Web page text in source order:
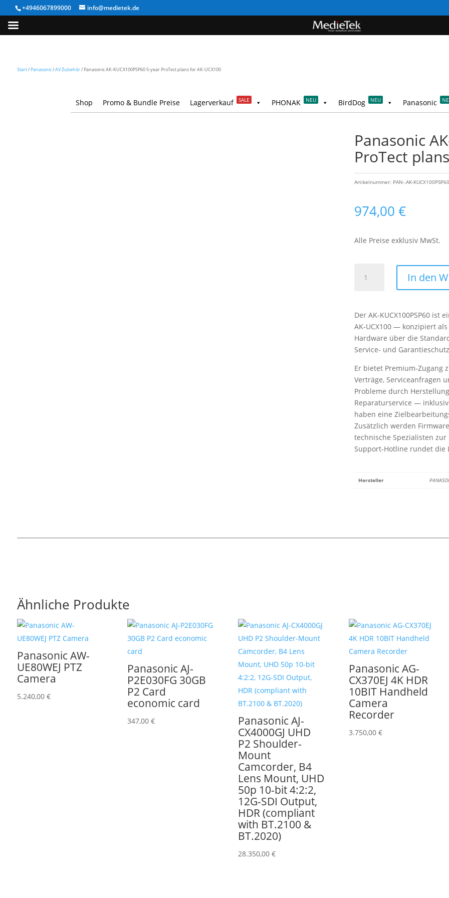
+4946067899000 info@medietek.de
Start/ Panasonic/AV Zubehör/ Panasonic AK-KUCX100PSP60 5-year ProTect plans for AK-UCX100
Shop Promo & Bundle Preise Lagerverkauf SALE PHONAK NEU BirdDog NEU Panasonic
Panasonic
ProTect
Artikelnummer: PAN-.AK-
974,00€
Alle Preise exklusiv MwSt.
KUCX100PSP60
year
ProTect
plans
for
UCX100
Menge
In den
Der AK‑KUCX100PSP60 ist
AK‑UCX100 — konzipiert
Hardware über die
Service- und
Er bietet Premium‑Zugang
Verträge, Serviceanfragen
Probleme durch
Reparaturservice —
haben eine
Zusätzlich werden
technische Spezialisten
Support‑Hotline rundet
Hersteller
Ähnliche Produkte
Panasonic AW-
UE80WEJ PTZ
Camera
5.240,00 €
Panasonic AJ-
P2E030FG 30GB
P2 Card
economic card
347,00€
Panasonic AJ-
CX4000GJ UHD
P2 Shoulder-
Mount
Camcorder, B4
Lens Mount, UHD
50p 10-bit 4:2:2,
12G-SDI Output,
HDR (compliant
with BT.2100 &
BT.2020)
28.350,00€
Panasonic AG-
CX370EJ 4K HDR
10BIT Handheld
Camera
Recorder
3.750,00€